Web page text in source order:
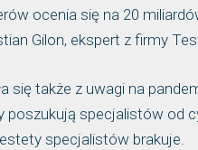
ocenia się na 20
Gilon, ekspert z firmy
się także z uwagi na
poszukują specjalistów od
specjalistów brakuje.